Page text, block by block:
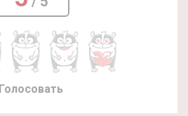
Голосовать